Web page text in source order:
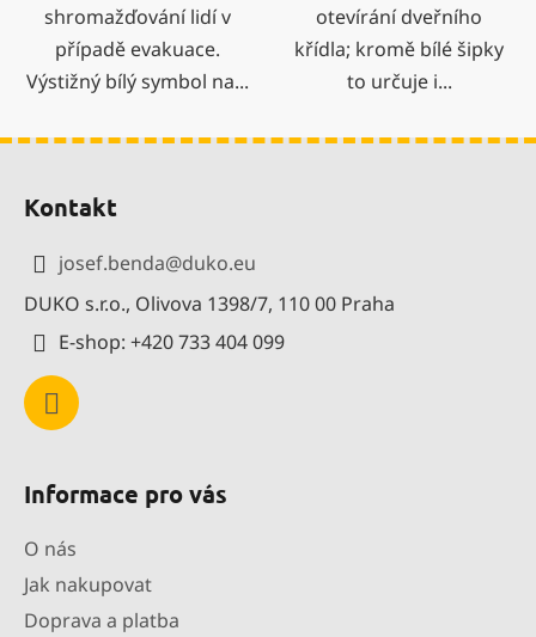
shromažďování lidí v
případě evakuace.
Výstižný bílý symbol na...
otevírání dveřního
křídla; kromě bílé šipky
to určuje i...
Kontakt
josef.benda@duko.eu
DUKO s.r.o., Olivova 1398/7, 110 00 Praha
E-shop: +420 733 404 099
Informace pro vás
O nás
Jak nakupovat
Doprava a platba